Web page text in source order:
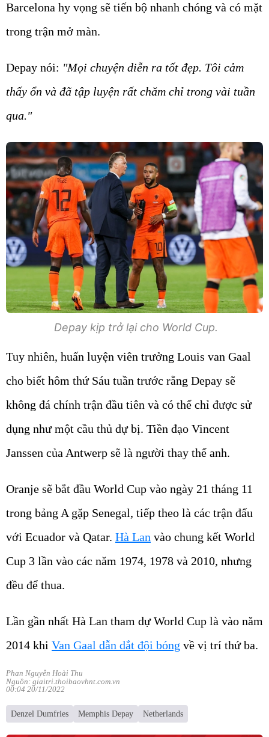
Barcelona hy vọng sẽ tiến bộ nhanh chóng và có mặt
trong trận mở màn.
Depay nói: "Mọi chuyện diễn ra tốt đẹp. Tôi cảm
thấy ổn và đã tập luyện rất chăm chỉ trong vài tuần
qua."
Depay kịp trở lại cho World Cup.
Tuy nhiên, huấn luyện viên trưởng Louis van Gaal
cho biết hôm thứ Sáu tuần trước rằng Depay sẽ
không đá chính trận đầu tiên và có thể chỉ được sử
dụng như một cầu thủ dự bị. Tiền đạo Vincent
Janssen của Antwerp sẽ là người thay thế anh.
Oranje sẽ bắt đầu World Cup vào ngày 21 tháng 11
trong bảng A gặp Senegal, tiếp theo là các trận đấu
với Ecuador và Qatar. Hà Lan vào chung kết World
Cup 3 lần vào các năm 1974, 1978 và 2010, nhưng
đều để thua.
Lần gần nhất Hà Lan tham dự World Cup là vào năm
2014 khi Van Gaal dẫn dắt đội bóng về vị trí thứ ba.
Phan Nguyễn Hoài Thu
Nguồn: giaitri.thoibaovhnt.com.vn
00:04 20/11/2022
Denzel Dumfries Memphis Depay Netherlands